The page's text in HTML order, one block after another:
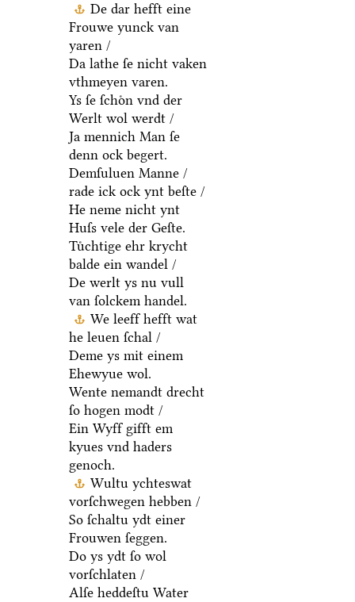
De dar hefft eine
Frouwe yunck van
yaren /
Da lathe ſe nicht vaken
vthmeyen varen.
Ys ſe ſchoͤn vnd der
Werlt wol werdt /
Ja mennich Man ſe
denn ock begert.
Demſuluen Manne /
rade ick ock ynt beſte /
He neme nicht ynt
Huſs vele der Geſte.
Tuͤchtige ehr krycht
balde ein wandel /
De werlt ys nu vull
van ſolckem handel.
We leeff hefft wat
he leuen ſchal /
Deme ys mit einem
Ehewyue wol.
Wente nemandt drecht
ſo hogen modt /
Ein Wyff gifft em
kyues vnd haders
genoch.
Wultu ychteswat
vorſchwegen hebben /
So ſchaltu ydt einer
Frouwen ſeggen.
Do ys ydt ſo wol
vorſchlaten /
Alſe heddeſtu Water